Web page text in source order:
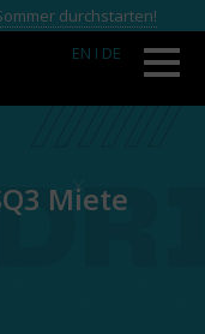
durchstarten!
EN I DE
Miete